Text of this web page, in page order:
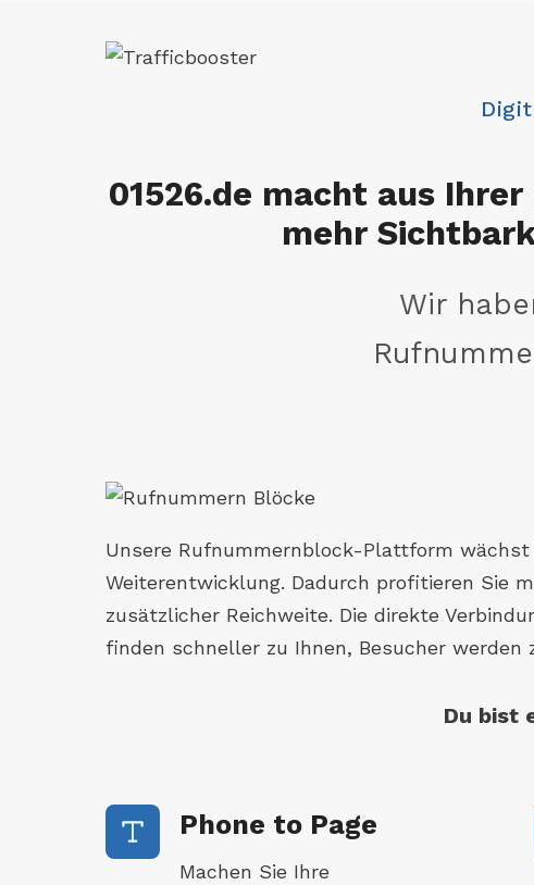
01526.de macht aus
mehr
Wir
Unsere Rufnummernblock-Plattform
Weiterentwicklung. Dadurch profitieren Sie
zusätzlicher Reichweite. Die direkte
finden schneller zu Ihnen, Besucher werden
Du bist
Phone to Page
Machen Sie Ihre